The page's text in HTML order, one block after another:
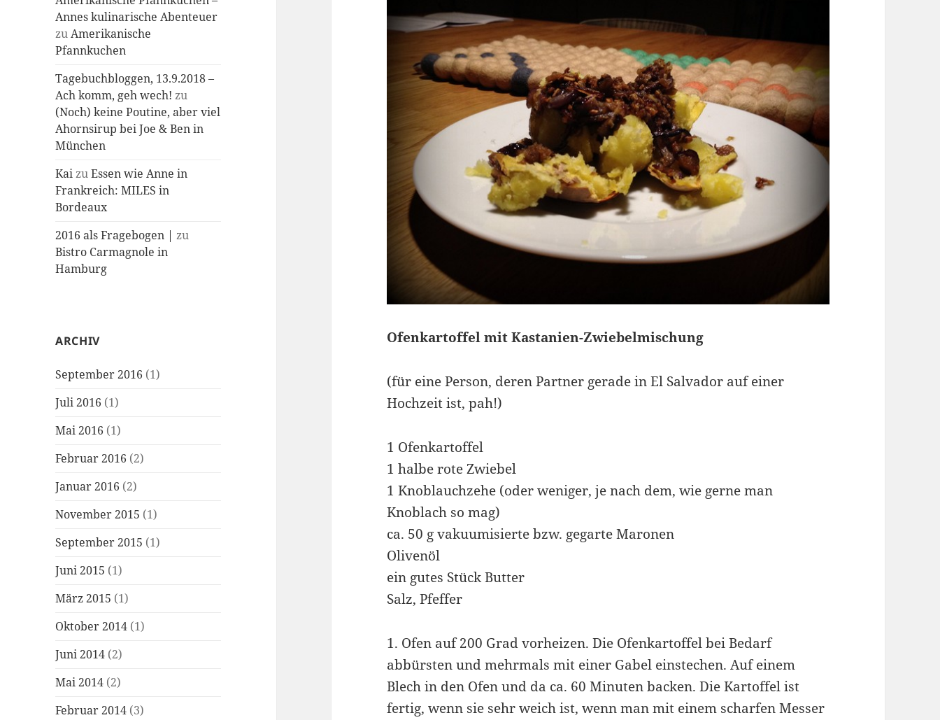
Annes kulinarische Abenteuer
zuAmerikanische
Pfannkuchen
Tagebuchbloggen, 13.9.2018 –
Ach komm, geh wech! zu
(Noch) keine Poutine, aber viel
Ahornsirup bei Joe & Ben in
München
KaizuEssen wie Anne in
Frankreich: MILES in
Bordeaux
2016 als Fragebogen | zu
Bistro Carmagnole in
Hamburg
ARCHIV
September 2016 (1)
Juli 2016 (1)
Mai 2016 (1)
Februar 2016 (2)
Januar 2016 (2)
November 2015 (1)
September 2015 (1)
Juni 2015 (1)
März 2015 (1)
Oktober 2014 (1)
Juni 2014 (2)
Mai 2014 (2)
Februar 2014 (3)
Ofenkartoffel mit Kastanien-Zwiebelmischung
(für eine Person, deren Partner gerade in El Salvador auf einer
Hochzeit ist, pah!)
1 Ofenkartoffel
1 halbe rote Zwiebel
1 Knoblauchzehe (oder weniger, je nach dem, wie gerne man
Knoblach so mag)
ca. 50 g vakuumisierte bzw. gegarte Maronen
Olivenöl
ein gutes Stück Butter
Salz, Pfeffer
1. Ofen auf 200 Grad vorheizen. Die Ofenkartoffel bei Bedarf
abbürsten und mehrmals mit einer Gabel einstechen. Auf einem
Blech in den Ofen und da ca. 60 Minuten backen. Die Kartoffel ist
fertig, wenn sie sehr weich ist, wenn man mit einem scharfen Messer